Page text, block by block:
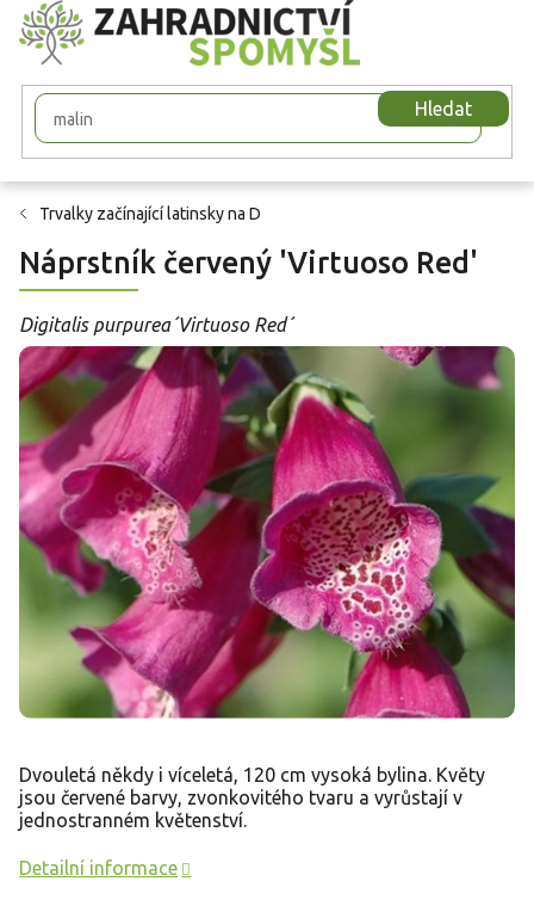
Přejít
na
obsah
Hledat
Trvalky začínající latinsky na D
Náprstník červený 'Virtuoso Red'
Digitalis purpurea´Virtuoso Red´
Dvouletá někdy i víceletá, 120 cm vysoká bylina. Květy
jsou červené barvy, zvonkovitého tvaru a vyrůstají v
jednostranném květenství.
Detailní informace